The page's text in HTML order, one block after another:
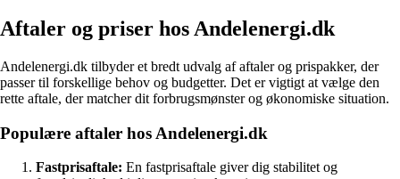
Aftaler og priser hos Andelenergi.dk
Andelenergi.dk tilbyder et bredt udvalg af aftaler og prispakker, der
passer til forskellige behov og budgetter. Det er vigtigt at vælge den
rette aftale, der matcher dit forbrugsmønster og økonomiske situation.
Populære aftaler hos Andelenergi.dk
Fastprisaftale: En fastprisaftale giver dig stabilitet og